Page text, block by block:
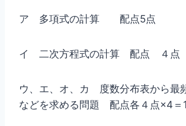
ア 多項式の計算 配点5点
イ 二次方程式の計算 配点 ４点
ウ、エ、オ、カ 度数分布表から最
などを求める問題 配点各４点×4＝